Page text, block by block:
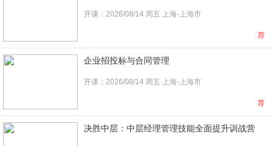
开课：2026/08/14 周五 上海-上海市
荐
企业招投标与合同管理
开课：2026/08/14 周五 上海-上海市
荐
决胜中层：中层经理管理技能全面提升训战营